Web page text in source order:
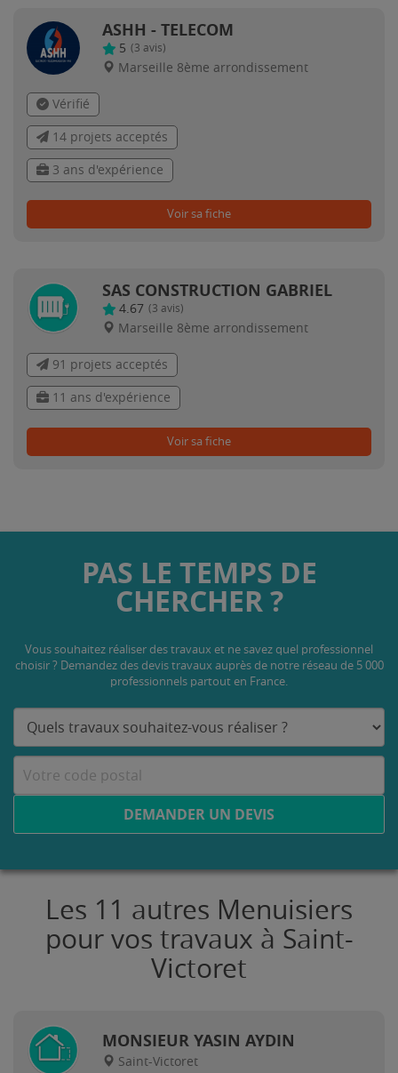
ASHH - TELECOM
5 (3 avis)
Marseille 8ème arrondissement
Vérifié
14 projets acceptés
3 ans d'expérience
Voir sa fiche
SAS CONSTRUCTION GABRIEL
4.67 (3 avis)
Marseille 8ème arrondissement
91 projets acceptés
11 ans d'expérience
Voir sa fiche
PAS LE TEMPS DE
CHERCHER ?
Vous souhaitez réaliser des travaux et ne savez quel professionnel
choisir ? Demandez des devis travaux auprès de notre réseau de 5 000
professionnels partout en France.
DEMANDER UN DEVIS
Les 11 autres Menuisiers
pour vos travaux à Saint-
Victoret
MONSIEUR YASIN AYDIN
Saint-Victoret